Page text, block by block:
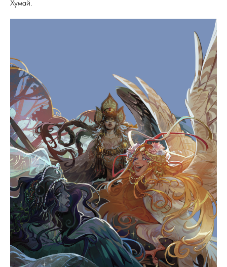
Хумай.